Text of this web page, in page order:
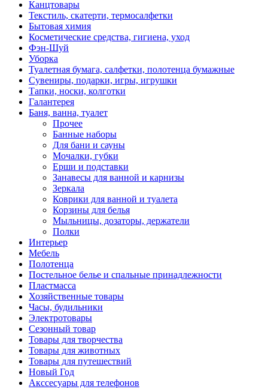
Канцтовары
Текстиль, скатерти, термосалфетки
Бытовая химия
Косметические средства, гигиена, уход
Фэн-Шуй
Уборка
Туалетная бумага, салфетки, полотенца бумажные
Сувениры, подарки, игры, игрушки
Тапки, носки, колготки
Галантерея
Баня, ванна, туалет
Прочее
Банные наборы
Для бани и сауны
Мочалки, губки
Ерши и подставки
Занавесы для ванной и карнизы
Зеркала
Коврики для ванной и туалета
Корзины для белья
Мыльницы, дозаторы, держатели
Полки
Интерьер
Мебель
Полотенца
Постельное белье и спальные принадлежности
Пластмасса
Хозяйственные товары
Часы, будильники
Электротовары
Сезонный товар
Товары для творчества
Товары для животных
Товары для путешествий
Новый Год
Акссесуары для телефонов